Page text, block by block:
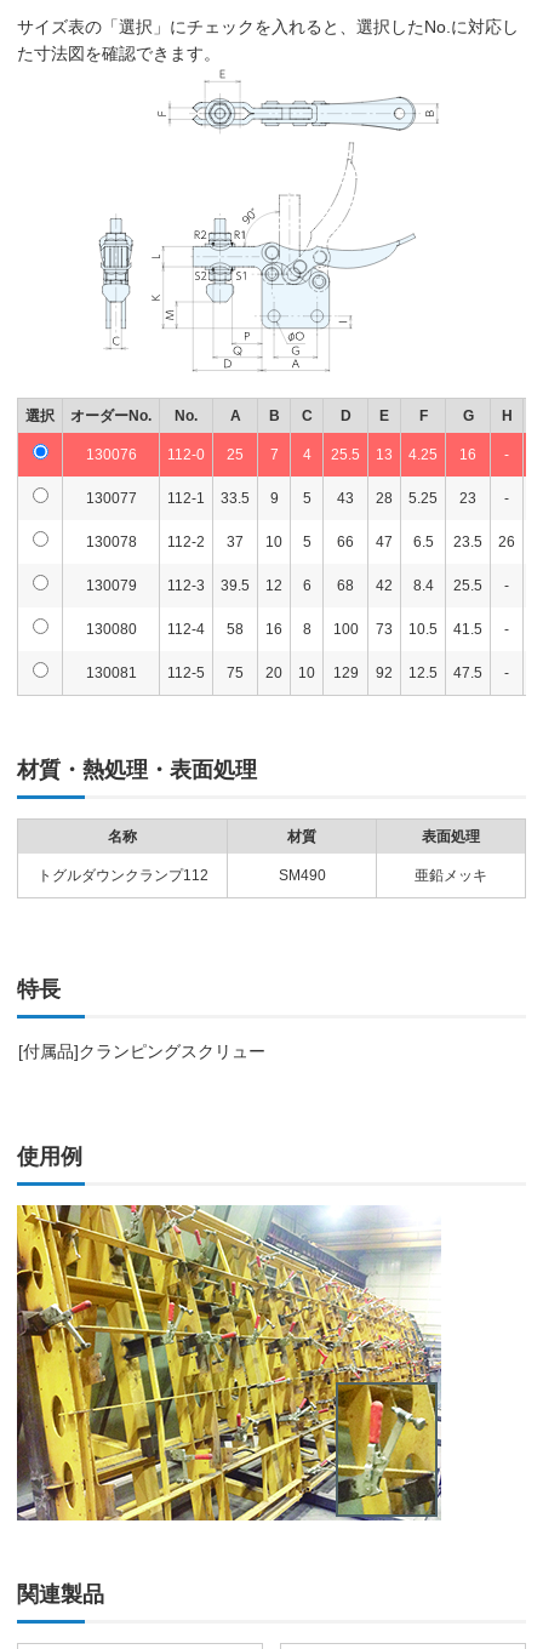
サイズ表の「選択」にチェックを入れると、選択したNo.に対応し
た寸法図を確認できます。
選択 オーダーNo. No. A B C D E F G H
130076 112-0 25 7 4 25.5 13 4.25 16 -
130077 112-1 33.5 9 5 43 28 5.25 23 -
130078 112-2 37 10 5 66 47 6.5 23.5 26
130079 112-3 39.5 12 6 68 42 8.4 25.5 -
130080 112-4 58 16 8 100 73 10.5 41.5 -
130081 112-5 75 20 10 129 92 12.5 47.5 -
材質・熱処理・表面処理
名称 材質 表面処理
トグルダウンクランプ112 SM490 亜鉛メッキ
特長
[付属品]クランピングスクリュー
使用例
関連製品